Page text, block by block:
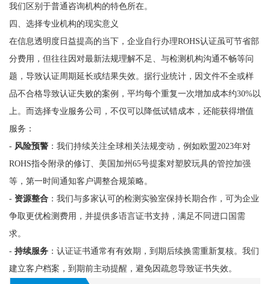
我们区别于普通咨询机构的特色所在。
四、选择专业机构的现实意义
在信息透明度日益提高的当下，企业自行办理ROHS认证虽可节省部
分费用，但往往因对最新法规理解不足、与检测机构沟通不畅等问
题，导致认证周期延长或结果失效。据行业统计，因文件不全或样
品不合格导致认证失败的案例，平均每个重复一次增加成本约30%以
上。而选择专业服务公司，不仅可以降低试错成本，还能获得增值
服务：
- 风险预警：我们持续关注全球相关法规变动，例如欧盟2023年对
ROHS指令附录的修订、美国加州65号提案对塑胶玩具的管控加强
等，第一时间通知客户调整合规策略。
- 资源整合：我们与多家认可的检测实验室保持长期合作，可为企业
争取更优检测费用，并提供多语言证书支持，满足不同进口国需
求。
- 持续服务：认证证书通常有有效期，到期后续换需重新复核。我们
建立客户档案，到期前主动提醒，避免因疏忽导致证书失效。